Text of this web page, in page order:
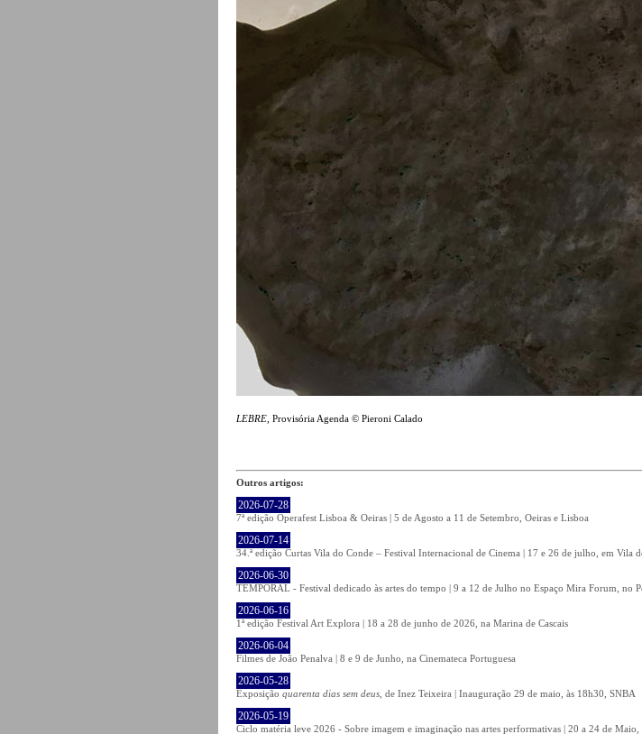
LEBRE , Provisória Agenda © Pieroni Calado
Outros artigos:
2026-07-28
7ª edição Operafest Lisboa & Oeiras | 5 de Agosto a 11 de Setembro, Oeiras e Lisboa
2026-07-14
34.ª edição Curtas Vila do Conde – Festival Internacional de Cinema | 17 e 26 de julho, em Vila
2026-06-30
TEMPORAL - Festival dedicado às artes do tempo | 9 a 12 de Julho no Espaço Mira Forum, no
2026-06-16
1ª edição Festival Art Explora | 18 a 28 de junho de 2026, na Marina de Cascais
2026-06-04
Filmes de João Penalva | 8 e 9 de Junho, na Cinemateca Portuguesa
2026-05-28
Exposição quarenta dias sem deus , de Inez Teixeira | Inauguração 29 de maio, às 18h30, SNBA
2026-05-19
Ciclo matéria leve 2026 - Sobre imagem e imaginação nas artes performativas | 20 a 24 de